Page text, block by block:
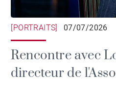
[PORTRAITS] 07/07/2026
Rencontre avec
directeur de